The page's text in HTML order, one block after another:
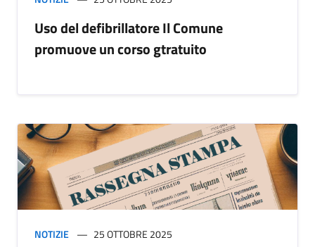
Uso del defibrillatore Il Comune
promuove un corso gtratuito
NOTIZIE 25 OTTOBRE 2025